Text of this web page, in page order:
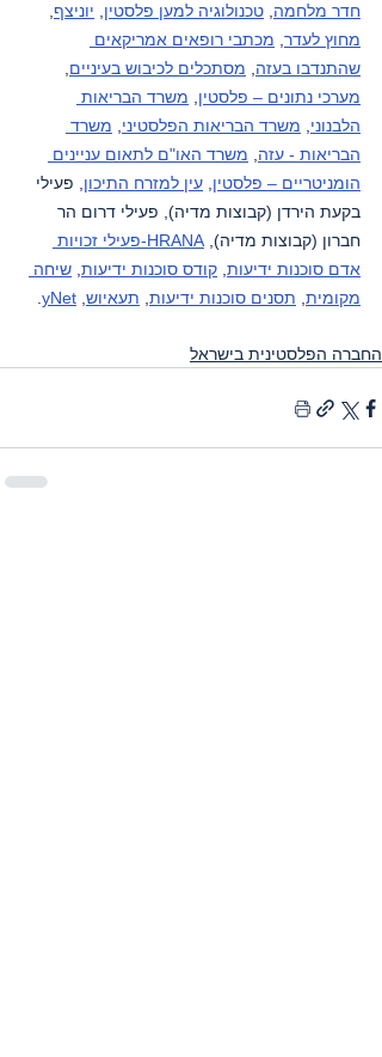
חדר מלחמה, טכנולוגיה למען פלסטין, יוניצף,
מחוץ לעדר, מכתבי רופאים אמריקאים
שהתנדבו בעזה, מסתכלים לכיבוש בעיניים,
מערכי נתונים – פלסטין, משרד הבריאות
הלבנוני, משרד הבריאות הפלסטיני, משרד
הבריאות - עזה, משרד האו"ם לתאום עניינים
הומניטריים – פלסטין, עין למזרח התיכון, פעילי
בקעת הירדן (קבוצות מדיה), פעילי דרום הר
חברון (קבוצות מדיה),
HRANA-פעילי זכויות
אדם סוכנות ידיעות, קודס סוכנות ידיעות, שיחה
מקומית, תסנים סוכנות ידיעות, תעאיוש,
yNet
.
החברה הפלסטינית בישראל